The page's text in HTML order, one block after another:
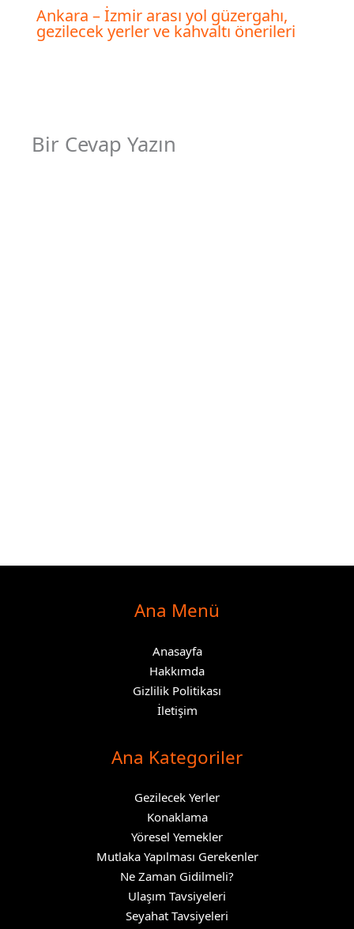
Ankara – İzmir arası yol güzergahı,
gezilecek yerler ve kahvaltı önerileri
Bir Cevap Yazın
Ana Menü
Anasayfa
Hakkımda
Gizlilik Politikası
İletişim
Ana Kategoriler
Gezilecek Yerler
Konaklama
Yöresel Yemekler
Mutlaka Yapılması Gerekenler
Ne Zaman Gidilmeli?
Ulaşım Tavsiyeleri
Seyahat Tavsiyeleri